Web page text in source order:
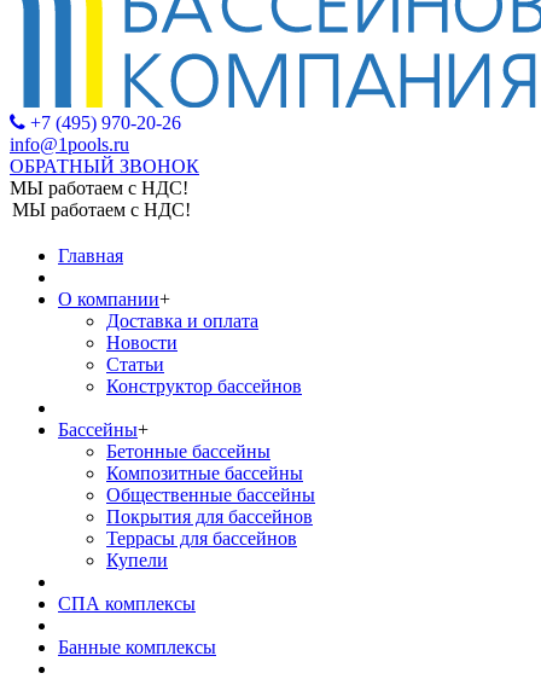
+7 (495) 970-20-26
info@1pools.ru
ОБРАТНЫЙ ЗВОНОК
МЫ работаем с НДС!
МЫ работаем с НДС!
Главная
О компании+
Доставка и оплата
Новости
Статьи
Конструктор бассейнов
Бассейны+
Бетонные бассейны
Композитные бассейны
Общественные бассейны
Покрытия для бассейнов
Террасы для бассейнов
Купели
СПА комплексы
Банные комплексы